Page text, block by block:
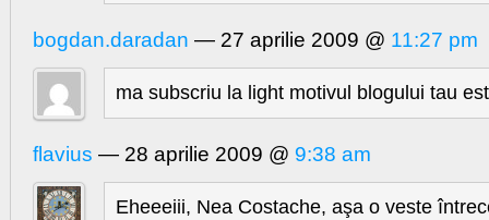
bogdan.daradan — 27 aprilie 2009 @ 11:27 pm
ma subscriu la light motivul blogului tau
flavius — 28 aprilie 2009 @ 9:38 am
Eheeeiii, Nea Costache, aşa o veste